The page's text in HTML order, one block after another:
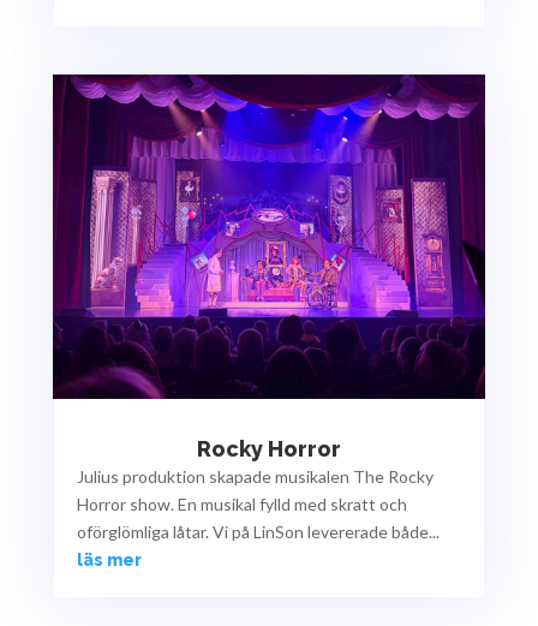
Rocky Horror
Julius produktion skapade musikalen The Rocky
Horror show. En musikal fylld med skratt och
oförglömliga låtar. Vi på LinSon levererade både...
läs mer